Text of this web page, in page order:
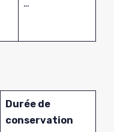
…
Durée de
conservation